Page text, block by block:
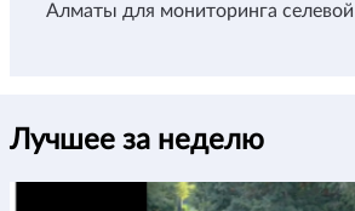
Алматы для мониторинга селевой
Лучшее за неделю